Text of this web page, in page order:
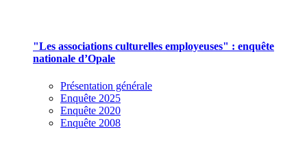
"Les associations culturelles employeuses" : enquête
nationale d’Opale
Présentation générale
Enquête 2025
Enquête 2020
Enquête 2008